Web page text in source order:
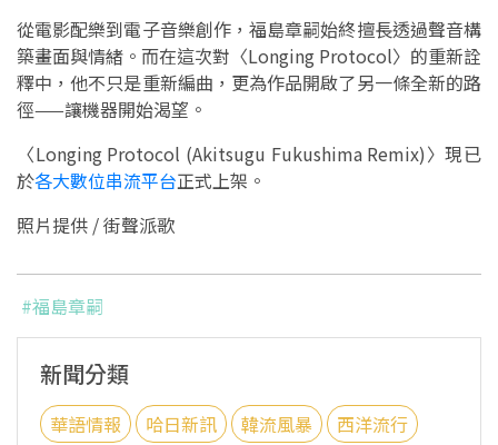
從電影配樂到電子音樂創作，福島章嗣始終擅長透過聲音構
築畫面與情緒。而在這次對〈Longing Protocol〉的重新詮
釋中，他不只是重新編曲，更為作品開啟了另一條全新的路
徑——讓機器開始渴望。
〈Longing Protocol (Akitsugu Fukushima Remix)〉現已
於各大數位串流平台正式上架。
照片提供 / 街聲派歌
#福島章嗣
新聞分類
華語情報 哈日新訊 韓流風暴 西洋流行